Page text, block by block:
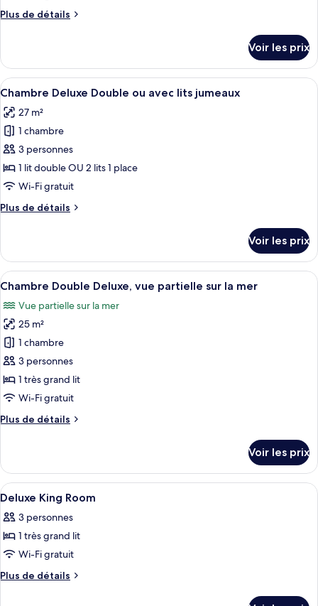
chambre :
Supérieure
Plus de détails
Plus
le
type
de
Chambre
Double
Voir les prix
Afficher
toutes
les
photos
pour
ce
type
chambre :
Double
ou
lits
jumeaux
Une chambre d’hôtel avec deux
8
Chambre Deluxe Double ou avec lits jumeaux
27 m²
1 chambre
3 personnes
1 lit double OU 2 lits 1 place
Wi-Fi gratuit
Plus de détails
Plus
le
type
de
Chambre
Deluxe
Double
ou
avec
lits
jumeaux
Voir les prix
Afficher
toutes
les
photos
pour
ce
type
de
chambre :
Chambre
vue
partielle
sur
la
mer
Une chambre d’hôtel avec un
8
Chambre Double Deluxe, vue partielle sur la mer
Vue partielle sur la mer
25 m²
1 chambre
3 personnes
1 très grand lit
Wi-Fi gratuit
Plus de détails
Plus
le
type
de
Chambre
Double
vue
partielle
sur
Voir les prix
Afficher
toutes
les
photos
pour
ce
Coffres-forts dans les chambres,
2
Deluxe King Room
3 personnes
1 très grand lit
Wi-Fi gratuit
Plus de détails
Plus